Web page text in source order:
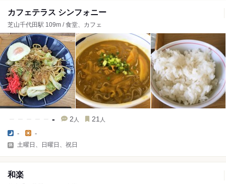
カフェテラス シンフォニー
芝山千代田駅 109m / 食堂、カフェ
- 2 人 21 人
- -
土曜日、日曜日、祝日
和楽